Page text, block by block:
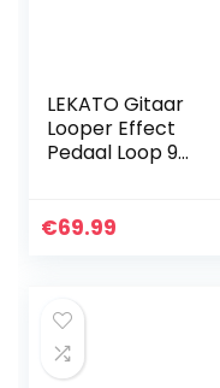
LEKATO Gitaar
Looper Effect
Pedaal Loop 9
Elektrische Gitaar
€69.99